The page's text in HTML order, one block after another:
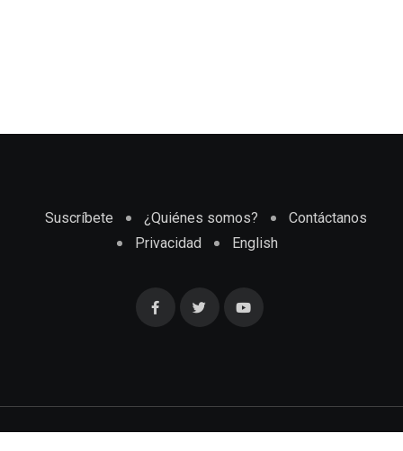
Suscríbete ¿Quiénes somos?
Contáctanos
Privacidad
English